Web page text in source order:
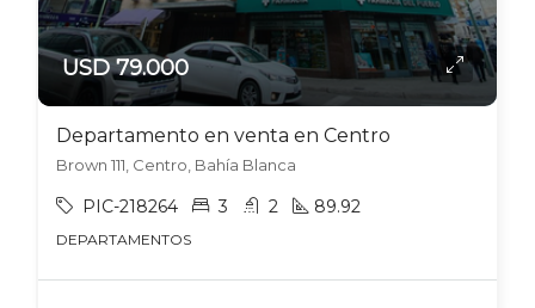
USD 79.000
Departamento en venta en Centro
Brown 111, Centro, Bahía Blanca
PIC-218264 3 2 89.92
DEPARTAMENTOS